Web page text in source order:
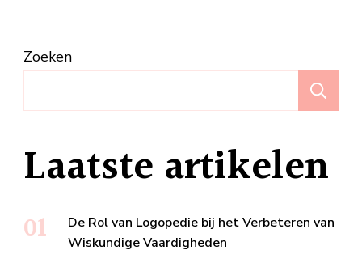
Zoeken
Laatste artikelen
De Rol van Logopedie bij het Verbeteren van
Wiskundige Vaardigheden